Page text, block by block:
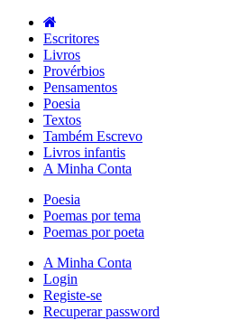
Escritores
Livros
Provérbios
Pensamentos
Poesia
Textos
Também Escrevo
Livros infantis
A Minha Conta
Poesia
Poemas por tema
Poemas por poeta
A Minha Conta
Login
Registe-se
Recuperar password